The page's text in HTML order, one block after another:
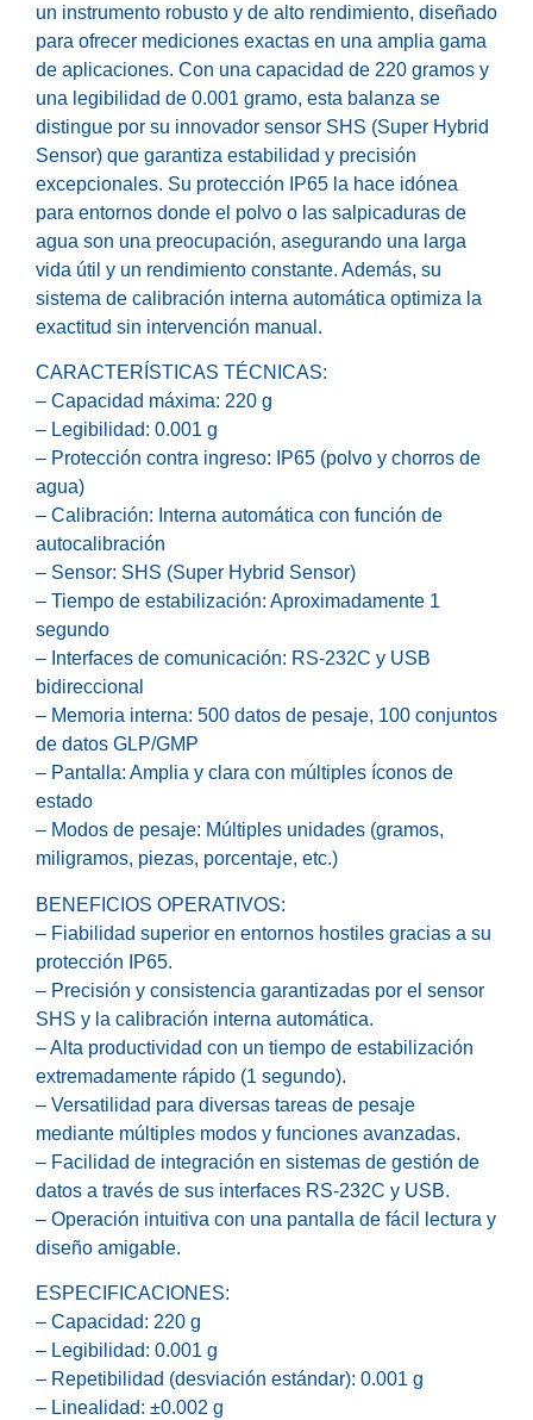
un instrumento robusto y de alto rendimiento, diseñado
para ofrecer mediciones exactas en una amplia gama
de aplicaciones. Con una capacidad de 220 gramos y
una legibilidad de 0.001 gramo, esta balanza se
distingue por su innovador sensor SHS (Super Hybrid
Sensor) que garantiza estabilidad y precisión
excepcionales. Su protección IP65 la hace idónea
para entornos donde el polvo o las salpicaduras de
agua son una preocupación, asegurando una larga
vida útil y un rendimiento constante. Además, su
sistema de calibración interna automática optimiza la
exactitud sin intervención manual.
CARACTERÍSTICAS TÉCNICAS:
– Capacidad máxima: 220 g
– Legibilidad: 0.001 g
– Protección contra ingreso: IP65 (polvo y chorros de
agua)
– Calibración: Interna automática con función de
autocalibración
– Sensor: SHS (Super Hybrid Sensor)
– Tiempo de estabilización: Aproximadamente 1
segundo
– Interfaces de comunicación: RS-232C y USB
bidireccional
– Memoria interna: 500 datos de pesaje, 100 conjuntos
de datos GLP/GMP
– Pantalla: Amplia y clara con múltiples íconos de
estado
– Modos de pesaje: Múltiples unidades (gramos,
miligramos, piezas, porcentaje, etc.)
BENEFICIOS OPERATIVOS:
– Fiabilidad superior en entornos hostiles gracias a su
protección IP65.
– Precisión y consistencia garantizadas por el sensor
SHS y la calibración interna automática.
– Alta productividad con un tiempo de estabilización
extremadamente rápido (1 segundo).
– Versatilidad para diversas tareas de pesaje
mediante múltiples modos y funciones avanzadas.
– Facilidad de integración en sistemas de gestión de
datos a través de sus interfaces RS-232C y USB.
– Operación intuitiva con una pantalla de fácil lectura y
diseño amigable.
ESPECIFICACIONES:
– Capacidad: 220 g
– Legibilidad: 0.001 g
– Repetibilidad (desviación estándar): 0.001 g
– Linealidad: ±0.002 g